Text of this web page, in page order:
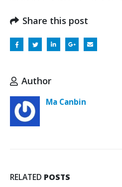
Share this post
Author
Ma Canbin
RELATED POSTS